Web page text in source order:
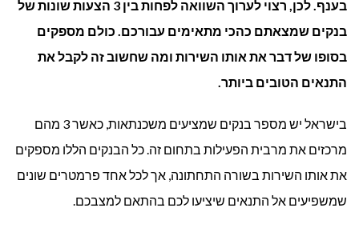
משכנתא?
בענף. לכן, רצוי לערוך השוואה לפחות בין 3 הצעות שונות של
בנקים שמצאתם כהכי מתאימים עבורכם. כולם מספקים
בסופו של דבר את אותו השירות ומה שחשוב זה לקבל את
התנאים הטובים ביותר.
בישראל יש מספר בנקים שמציעים משכנתאות, כאשר 3 מהם
מרכזים את מרבית הפעילות בתחום זה. כל הבנקים הללו מספקים
את אותו השירות בשורה התחתונה, אך לכל אחד פרמטרים שונים
שמשפיעים אל התנאים שיציעו לכם בהתאם למצבכם.